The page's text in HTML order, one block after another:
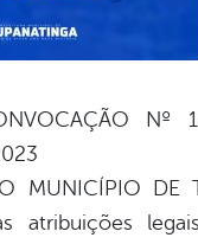
Nº
MUNICÍPIO DE
atribuições